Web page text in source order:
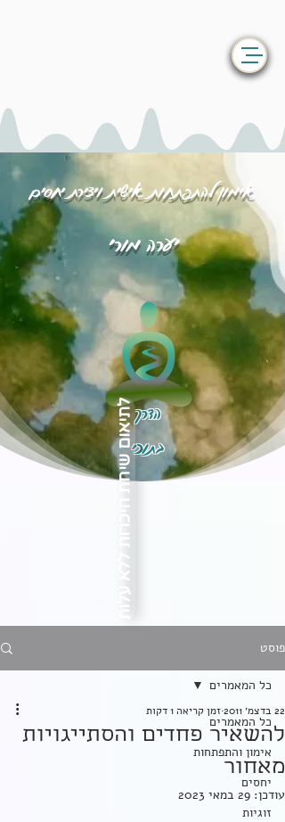
אימון להתפתחות אישית ויצירת יחסים
יערה מורי
הדרך
בתוכילתיאום שיחת היכרות ללא עלות
פוסט
כל המאמרים
אימון והתפתחות
יחסים
זוגיות
כל המאמרים
להשאיר פחדים והסתייגויות
מאחור
22 בדצמ׳ 2011 זמן קריאה 1 דקות
עודכן: 29 במאי 2023